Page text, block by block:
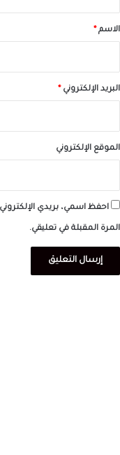
*الاسم *
البريد الإلكتروني *
الموقع الإلكتروني
احفظ اسمي، بريدي
المرة المقبلة في تعليقي.